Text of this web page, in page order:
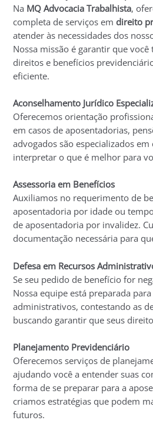
Na MQ Advocacia Trabalhista,
completa de serviços emdireito
atender às necessidades dos
Nossa missão é garantir que você
direitos e benefícios
eficiente.
Aconselhamento Jurídico
Oferecemos orientação
em casos de aposentadorias,
advogados são especializados
interpretar o que é melhor para
Assessoria em Benefícios
Auxiliamos no requerimento de
aposentadoria por idade ou
de aposentadoria por invalidez.
documentação necessária para
Defesa em Recursos
Se seu pedido de benefício for
Nossa equipe está preparada
administrativos, contestando as
buscando garantir que seus
Planejamento Previdenciário
Oferecemos serviços de
ajudando você a entender suas
forma de se preparar para a
criamos estratégias que podem
futuros.